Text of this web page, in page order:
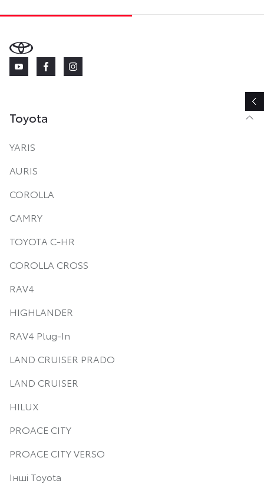
Toyota
YARIS
AURIS
COROLLA
CAMRY
TOYOTA C-HR
COROLLA CROSS
RAV4
HIGHLANDER
RAV4 Plug-In
LAND CRUISER PRADO
LAND CRUISER
HILUX
PROACE CITY
PROACE CITY VERSO
Інші Toyota